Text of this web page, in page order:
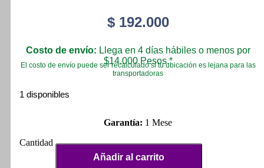
$192.000
Costo de envío: Llega en 4 días hábiles o menos por
$14.000 Pesos.*
El costo de envío puede ser recalculado si tu ubicación es lejana para las
transportadoras
1 disponibles
Garantía: 1 Mese
Sensor
VelocímetroAñadir al carrito